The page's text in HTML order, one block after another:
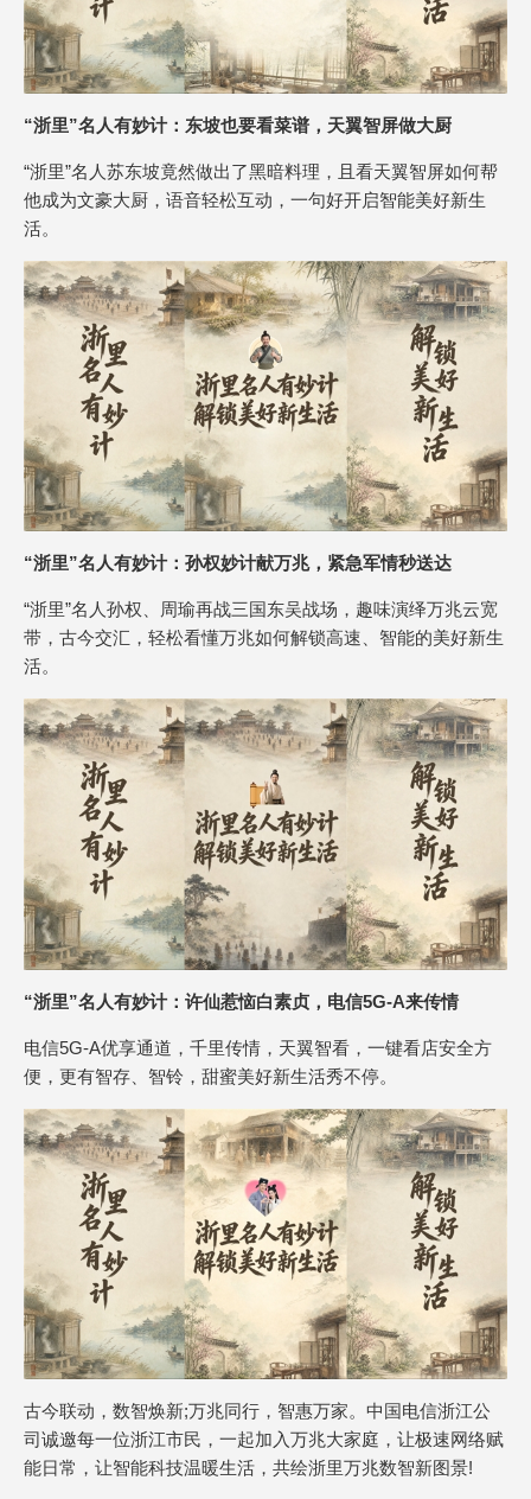
“浙里”名人有妙计：东坡也要看菜谱，天翼智屏做大厨
“浙里”名人苏东坡竟然做出了黑暗料理，且看天翼智屏如何帮
他成为文豪大厨，语音轻松互动，一句好开启智能美好新生
活。
“浙里”名人有妙计：孙权妙计献万兆，紧急军情秒送达
“浙里”名人孙权、周瑜再战三国东吴战场，趣味演绎万兆云宽
带，古今交汇，轻松看懂万兆如何解锁高速、智能的美好新生
活。
“浙里”名人有妙计：许仙惹恼白素贞，电信5G-A来传情
电信5G-A优享通道，千里传情，天翼智看，一键看店安全方
便，更有智存、智铃，甜蜜美好新生活秀不停。
古今联动，数智焕新;万兆同行，智惠万家。中国电信浙江公
司诚邀每一位浙江市民，一起加入万兆大家庭，让极速网络赋
能日常，让智能科技温暖生活，共绘浙里万兆数智新图景!